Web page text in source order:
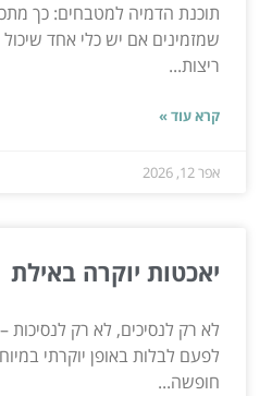
תוכנת הדמיה למטבחים: כך
שמזמינים אם יש כלי אחד
ריצות...
קרא עוד »
אפר 12, 2026
יאכטות יוקרה באילת
לא רק לנסיכים, לא רק
לפעם לבלות באופן יוקרתי
חופשה...